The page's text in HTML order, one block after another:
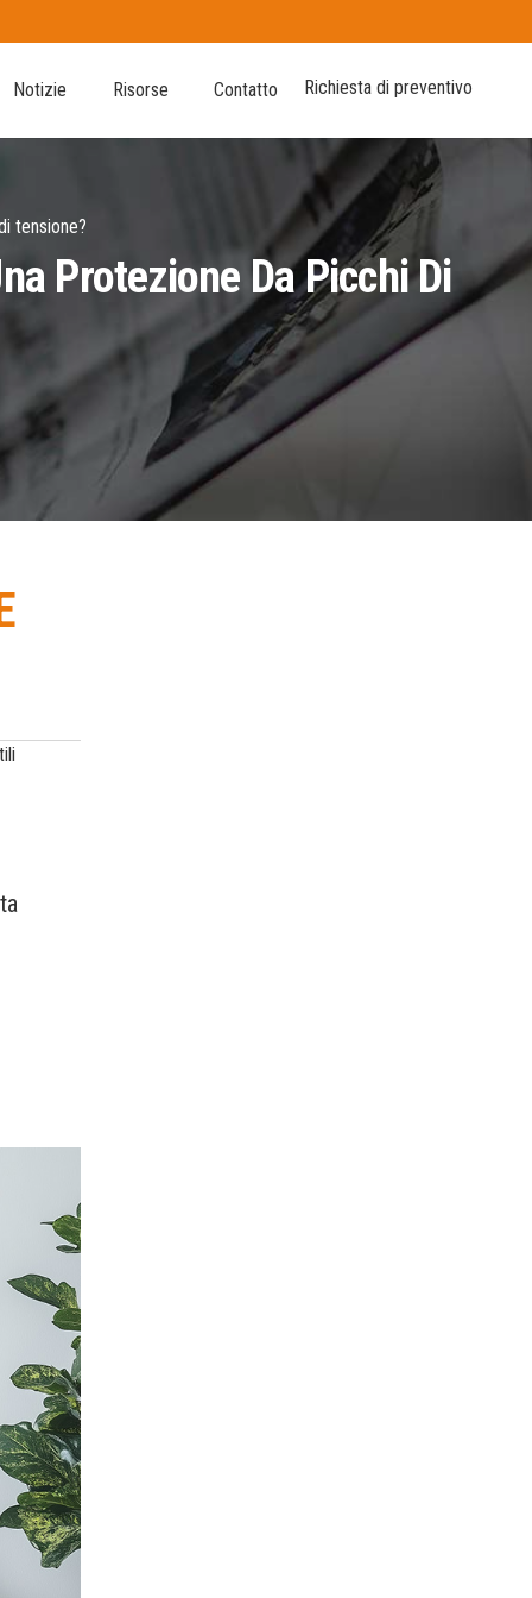
Notizie Risorse Contatto Richiesta di preventivo
tensione?
Protezione Da Picchi Di